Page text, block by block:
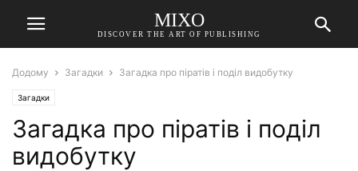
MIXO
DISCOVER THE ART OF PUBLISHING
Додому Загадки Загадка про піратів і поділ видобутку
Загадки
Загадка про піратів і поділ
видобутку